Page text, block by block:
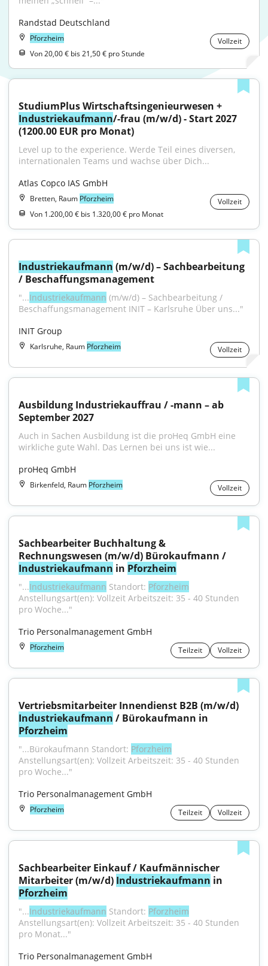
Randstad Deutschland
Pforzheim
Vollzeit
Von 20,00 € bis 21,50 € pro Stunde
Industriekaufmann/-frau (m/w/d) - Start 2027
(1200.00 EUR pro Monat)
Level up to the experience. Werde Teil eines diversen,
internationalen Teams und wachse über Dich...
Atlas Copco IAS GmbH
Bretten, Raum Pforzheim
Vollzeit
Von 1.200,00 € bis 1.320,00 € pro Monat
Industriekaufmann (m/w/d) – Sachbearbeitung
/ Beschaffungsmanagement
"...Industriekaufmann (m/w/d) – Sachbearbeitung /
Beschaffungsmanagement INIT – Karlsruhe Über uns..."
INIT Group
Karlsruhe, Raum Pforzheim Vollzeit
Ausbildung Industriekauffrau / -mann – ab
September 2027
Auch in Sachen Ausbildung ist die proHeq GmbH eine
wirkliche gute Wahl. Das Lernen bei uns ist wie...
proHeq GmbH
Birkenfeld, Raum Pforzheim Vollzeit
Sachbearbeiter Buchhaltung &
Industriekaufmann in Pforzheim
"...Industriekaufmann Standort: Pforzheim
Anstellungsart(en): Vollzeit Arbeitszeit: 35 - 40 Stunden
pro Woche..."
Trio Personalmanagement GmbH
Pforzheim Teilzeit Vollzeit
Industriekaufmann
Pforzheim
"...Bürokaufmann Standort: Pforzheim
Anstellungsart(en): Vollzeit Arbeitszeit: 35 - 40 Stunden
pro Woche..."
Trio Personalmanagement GmbH
Pforzheim Teilzeit Vollzeit
Sachbearbeiter Einkauf / Kaufmännischer
Mitarbeiter (m/w/d) Industriekaufmann
Pforzheim
"...Industriekaufmann Standort: Pforzheim
Anstellungsart(en): Vollzeit Arbeitszeit: 35 - 40 Stunden
pro Monat..."
Trio Personalmanagement GmbH